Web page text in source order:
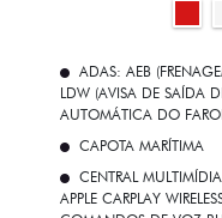
ADAS: AEB
LDW (AVISA DE SAÍDA
AUTOMÁTICA DO
CAPOTA MARÍTIMA
CENTRAL
APPLE CARPLAY